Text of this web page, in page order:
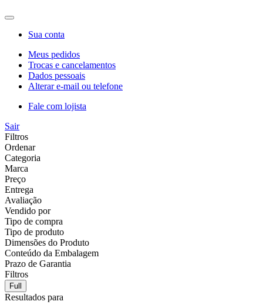
Sua conta
Meus pedidos
Trocas e cancelamentos
Dados pessoais
Alterar e-mail ou telefone
Fale com lojista
Sair
Filtros
Ordenar
Categoria
Marca
Preço
Entrega
Avaliação
Vendido por
Tipo de compra
Tipo de produto
Dimensões do Produto
Conteúdo da Embalagem
Prazo de Garantia
Filtros
Full
Resultados para